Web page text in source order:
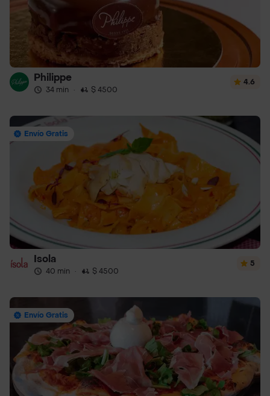
Philippe
34 min · $ 4500
4.6
Envío Gratis
Isola
40 min · $ 4500
5
Envío Gratis